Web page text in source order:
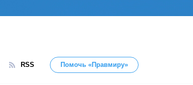
RSS Помочь «Правмиру»